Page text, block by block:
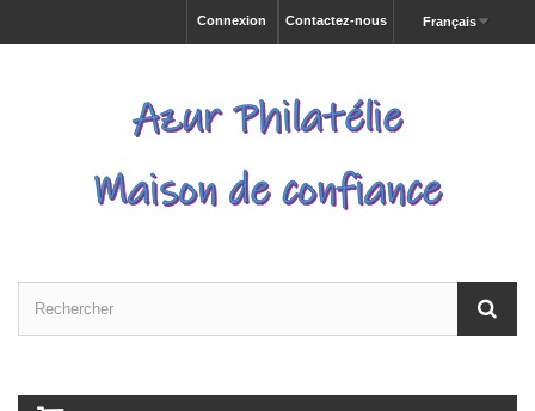
Français
Contactez-nous
Connexion